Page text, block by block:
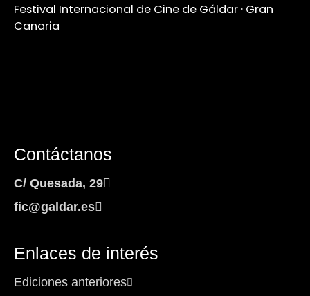
Festival Internacional de Cine de Gáldar · Gran
Canaria
Contáctanos
C/ Quesada, 29
fic@galdar.es
Enlaces de interés
Ediciones anteriores